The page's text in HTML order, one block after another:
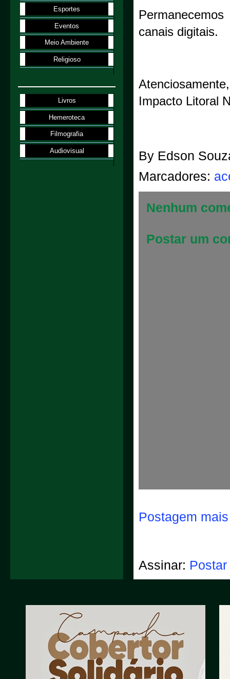
canais digitais.
Atenciosamente,
Impacto Litoral
By Edson
Marcadores:
Nenhum
Postar um
Postagem
Assinar:
Esportes
Eventos
Meio Ambiente
Religioso
Livros
Hemeroteca
Filmografia
Audiovisual